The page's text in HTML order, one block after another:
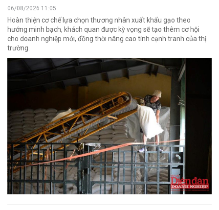
06/08/2026 11:05
Hoàn thiện cơ chế lựa chọn thương nhân xuất khẩu gạo theo
hướng minh bạch, khách quan được kỳ vọng sẽ tạo thêm cơ hội
cho doanh nghiệp mới, đồng thời nâng cao tính cạnh tranh của thị
trường.